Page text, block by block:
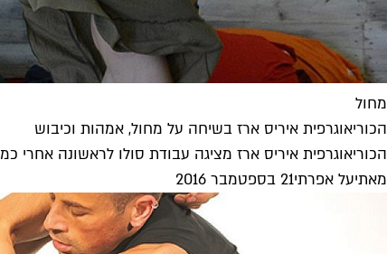
מחול
הכוריאוגרפית איריס ארז בשיחה על מחול, אמהות וכיבוש
הכוריאוגרפית איריס ארז מציגה עבודת סולו לראשונה
מאתיעל אפרתי21 בספטמבר 2016